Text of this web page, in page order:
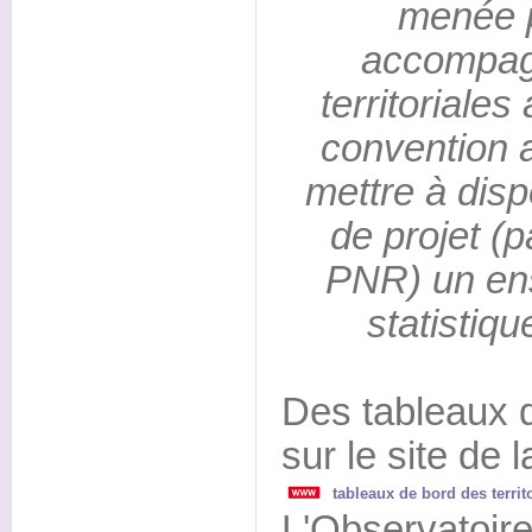
menée
territoriales
convention
mettre à
de projet
PNR) un
Des tableaux
sur le site de
tableaux de bord des